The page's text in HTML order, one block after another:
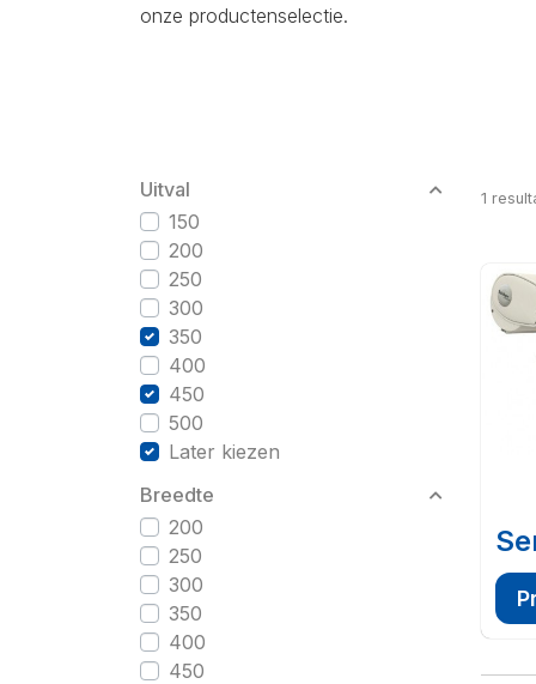
onze productenselectie.
Uitval
150
200
250
300
350
400
450
500
Later kiezen
Breedte
200
250
300
350
400
450
1